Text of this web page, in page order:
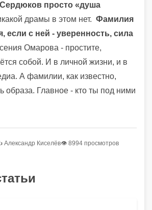
Сердюков просто «душа
драмы в этом нет. Фамилия
если с ней - уверенность, сила
Омарова - простите,
собой. И в личной жизни, и в
А фамилии, как известно,
образа. Главное - кто ты под ними
Александр Киселёв👁 8994 просмотров